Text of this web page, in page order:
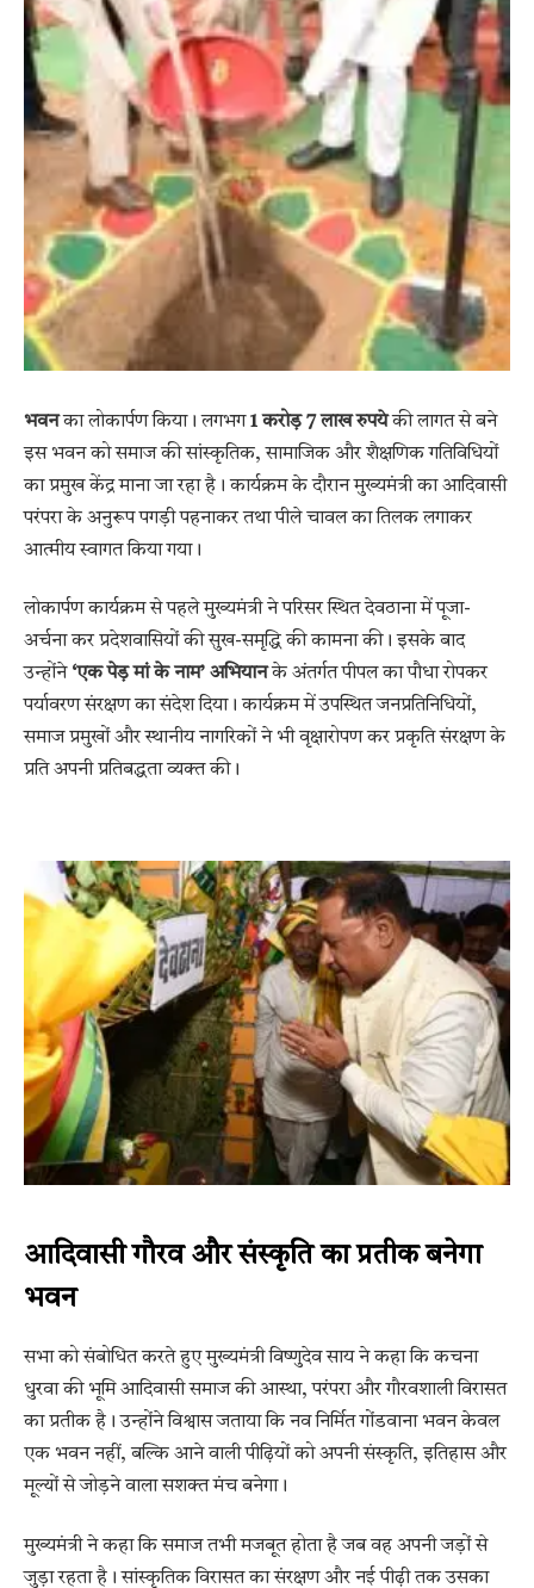
भवनका लोकार्पण किया। लगभग1 करोड़ 7 लाख रुपयेकी लागत से बने
इस भवन को समाज की सांस्कृतिक, सामाजिक और शैक्षणिक गतिविधियों
का प्रमुख केंद्र माना जा रहा है। कार्यक्रम के दौरान मुख्यमंत्री का आदिवासी
परंपरा के अनुरूप पगड़ी पहनाकर तथा पीले चावल का तिलक लगाकर
आत्मीय स्वागत किया गया।
लोकार्पण कार्यक्रम से पहले मुख्यमंत्री ने परिसर स्थित देवठाना में पूजा-
अर्चना कर प्रदेशवासियों की सुख-समृद्धि की कामना की। इसके बाद
उन्होंने ‘एक पेड़ मां के नाम’ अभियानके अंतर्गत पीपल का पौधा रोपकर
पर्यावरण संरक्षण का संदेश दिया। कार्यक्रम में उपस्थित जनप्रतिनिधियों,
समाज प्रमुखों और स्थानीय नागरिकों ने भी वृक्षारोपण कर प्रकृति संरक्षण के
प्रति अपनी प्रतिबद्धता व्यक्त की।
आदिवासी गौरव और संस्कृति का प्रतीक बनेगा
भवन
सभा को संबोधित करते हुए मुख्यमंत्री विष्णुदेव साय ने कहा कि कचना
धुरवा की भूमि आदिवासी समाज की आस्था, परंपरा और गौरवशाली विरासत
का प्रतीक है। उन्होंने विश्वास जताया कि नव निर्मित गोंडवाना भवन केवल
एक भवन नहीं, बल्कि आने वाली पीढ़ियों को अपनी संस्कृति, इतिहास और
मूल्यों से जोड़ने वाला सशक्त मंच बनेगा।
मुख्यमंत्री ने कहा कि समाज तभी मजबूत होता है जब वह अपनी जड़ों से
जुड़ा रहता है। सांस्कृतिक विरासत का संरक्षण और नई पीढ़ी तक उसका